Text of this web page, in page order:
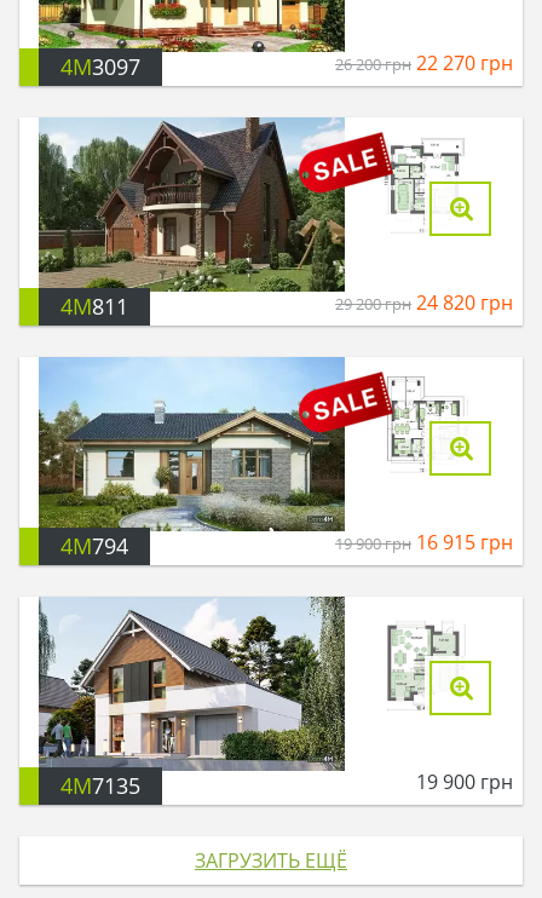
4M3097 26 200грн 22 270 грн
4M811 29 200грн 24 820 грн
4M794 19 900грн 16 915 грн
4M7135 19 900 грн
ЗАГРУЗИТЬ ЕЩЁ